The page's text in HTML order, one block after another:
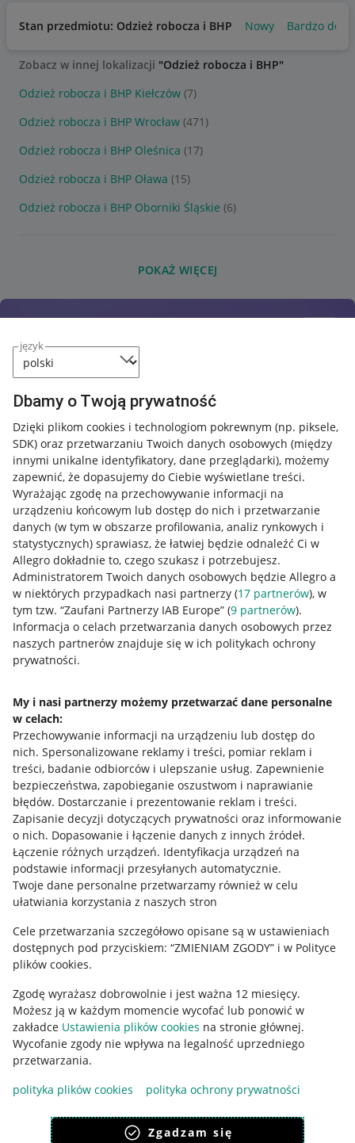
język
Dbamy o Twoją prywatność
Dzięki plikom cookies i technologiom pokrewnym (np. piksele,
SDK) oraz przetwarzaniu Twoich danych osobowych (między
innymi unikalne identyfikatory, dane przeglądarki), możemy
zapewnić, że dopasujemy do Ciebie wyświetlane treści.
Wyrażając zgodę na przechowywanie informacji na
urządzeniu końcowym lub dostęp do nich i przetwarzanie
danych (w tym w obszarze profilowania, analiz rynkowych i
statystycznych) sprawiasz, że łatwiej będzie odnaleźć Ci w
Allegro dokładnie to, czego szukasz i potrzebujesz.
Administratorem Twoich danych osobowych będzie Allegro a
w niektórych przypadkach nasi partnerzy (17 partnerów), w
tym tzw. “Zaufani Partnerzy IAB Europe” (9 partnerów).
Informacja o celach przetwarzania danych osobowych przez
naszych partnerów znajduje się w ich politykach ochrony
prywatności.
My i nasi partnerzy możemy przetwarzać dane personalne
w celach:
Przechowywanie informacji na urządzeniu lub dostęp do
nich. Spersonalizowane reklamy i treści, pomiar reklam i
treści, badanie odbiorców i ulepszanie usług. Zapewnienie
bezpieczeństwa, zapobieganie oszustwom i naprawianie
błędów. Dostarczanie i prezentowanie reklam i treści.
Zapisanie decyzji dotyczących prywatności oraz informowanie
o nich. Dopasowanie i łączenie danych z innych źródeł.
Łączenie różnych urządzeń. Identyfikacja urządzeń na
podstawie informacji przesyłanych automatycznie.
Twoje dane personalne przetwarzamy również w celu
ułatwiania korzystania z naszych stron
Cele przetwarzania szczegółowo opisane są w ustawieniach
dostępnych pod przyciskiem: “ZMIENIAM ZGODY” i w Polityce
plików cookies.
Zgodę wyrażasz dobrowolnie i jest ważna 12 miesięcy.
Możesz ją w każdym momencie wycofać lub ponowić w
zakładce Ustawienia plików cookies na stronie głównej.
Wycofanie zgody nie wpływa na legalność uprzedniego
przetwarzania.
polityka plików cookies
polityka ochrony prywatności
Zgadzam się
Stan przedmiotu: Odzież robocza i BHP Nowy Bardzo
Zobacz w innej lokalizacji "Odzież robocza i BHP"
Odzież robocza i BHP Kiełczów (7)
Odzież robocza i BHP Wrocław (471)
Odzież robocza i BHP Oleśnica (17)
Odzież robocza i BHP Oława (15)
Odzież robocza i BHP Oborniki Śląskie (6)
POKAŻ WIĘCEJ
Przydatne informacje
Jak to działa
Allegro Gadane dla sprzedających
Allegro Gadane dla kupujących
Mapa miejscowości
Informacje prawne
Regulamin
Polityka plików "cookies"
Ustawienia plików "cookies"
Udostępnianie lokalizacji
Informacje dla Aktu o Usługach Cyfrowych
Pobierz aplikację